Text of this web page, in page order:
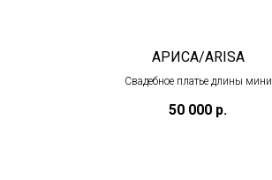
АРИСА/ARISA
Свадебное платье длины мини
50 000 р.